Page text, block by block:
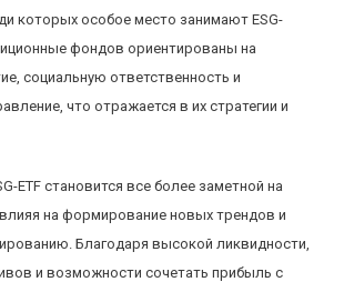
которых особое место занимают ESG-
фондов ориентированы на
социальную ответственность и
что отражается в их стратегии и
ETF становится все более заметной на
на формирование новых трендов и
Благодаря высокой ликвидности,
и возможности сочетать прибыль с